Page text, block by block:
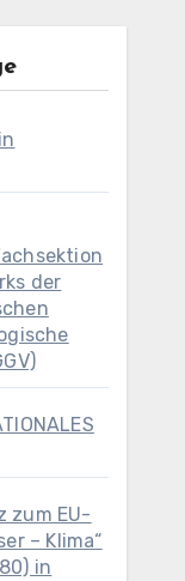
der
zum EU-
– Klima“
in